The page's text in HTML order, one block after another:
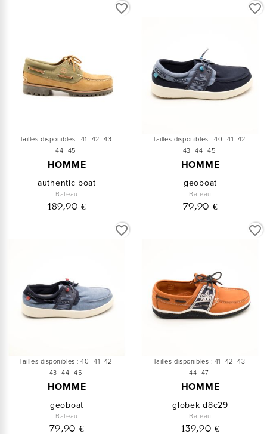
Tailles disponibles : 41 42 43
44 45
HOMME
authentic boat
Bateau
189,90 €
favorite_border
Tailles disponibles : 40 41 42
43 44 45
HOMME
geoboat
Bateau
79,90 €
favorite_border
Tailles disponibles : 40 41 42
43 44 45
HOMME
geoboat
Bateau
79,90 €
favorite_border
Tailles disponibles : 41 42 43
44 47
HOMME
globek d8c29
Bateau
139,90 €
favorite_border